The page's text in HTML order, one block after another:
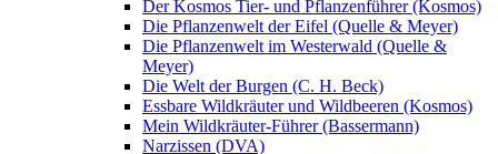
Der Kosmos Tier- und Pflanzenführer (Kosmos)
Die Pflanzenwelt der Eifel (Quelle & Meyer)
Die Pflanzenwelt im Westerwald (Quelle &
Meyer)
Die Welt der Burgen (C. H. Beck)
Essbare Wildkräuter und Wildbeeren (Kosmos)
Mein Wildkräuter-Führer (Bassermann)
Narzissen (DVA)